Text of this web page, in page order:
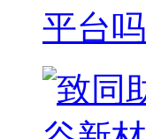
平台吗